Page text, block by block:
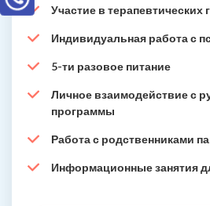
Участие в терапевтических
Индивидуальная работа с
5-ти разовое питание
Личное взаимодействие с
программы
Работа с родственниками
Информационные занятия